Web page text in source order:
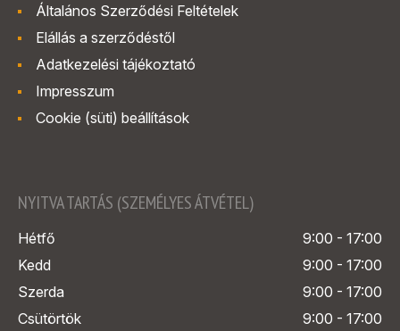
Általános Szerződési Feltételek
Elállás a szerződéstől
Adatkezelési tájékoztató
Impresszum
Cookie (süti) beállítások
NYITVA TARTÁS (SZEMÉLYES ÁTVÉTEL)
Hétfő
9:00 - 17:00
Kedd
9:00 - 17:00
Szerda
9:00 - 17:00
Csütörtök
9:00 - 17:00